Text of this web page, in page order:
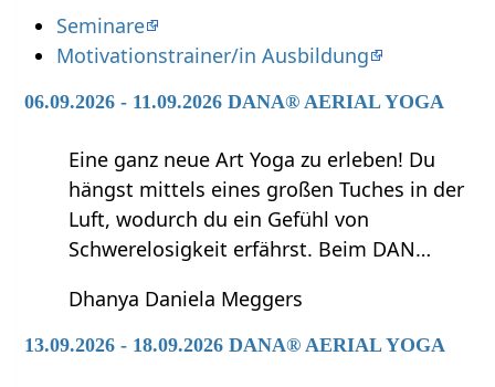
Seminare
Motivationstrainer/in Ausbildung
06.09.2026 - 11.09.2026 DANA® AERIAL YOGA
Eine ganz neue Art Yoga zu erleben! Du
hängst mittels eines großen Tuches in der
Luft, wodurch du ein Gefühl von
Schwerelosigkeit erfährst. Beim DAN…
Dhanya Daniela Meggers
13.09.2026 - 18.09.2026 DANA® AERIAL YOGA